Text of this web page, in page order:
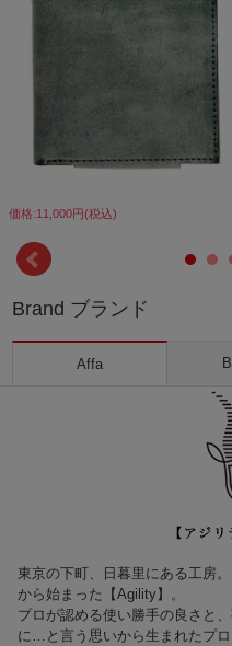
価格:11,000円(税込)
Brand ブランド
Affa
東京の下町、日暮里にある工房
から始まった【Agility】。
プロが認める使い勝手の良さと
に…と言う思いから生まれたプロ